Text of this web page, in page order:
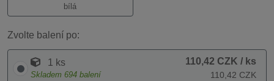
bílá
Zvolte balení po:
1 ks
Skladem 694 balení
110,42 CZK / ks
110,42 CZK